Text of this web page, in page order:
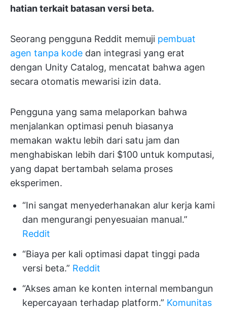
hatian terkait batasan versi beta.
Seorang pengguna Reddit memuji pembuat
agen tanpa kode dan integrasi yang erat
dengan Unity Catalog, mencatat bahwa agen
secara otomatis mewarisi izin data.
Pengguna yang sama melaporkan bahwa
menjalankan optimasi penuh biasanya
memakan waktu lebih dari satu jam dan
menghabiskan lebih dari $100 untuk komputasi,
yang dapat bertambah selama proses
eksperimen.
“Ini sangat menyederhanakan alur kerja kami
dan mengurangi penyesuaian manual.”
Reddit
“Biaya per kali optimasi dapat tinggi pada
versi beta.” Reddit
“Akses aman ke konten internal membangun
kepercayaan terhadap platform.” Komunitas